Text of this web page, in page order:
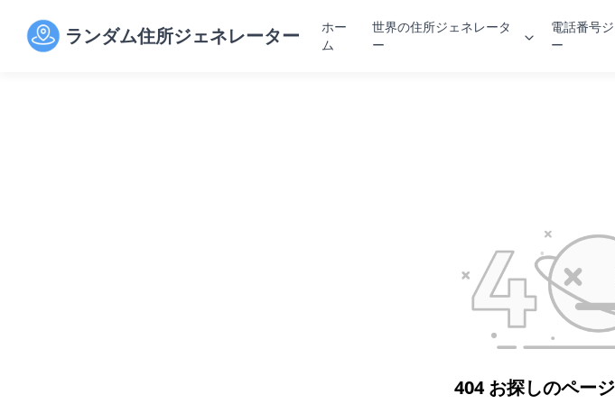
ランダム住所ジェネレーター
ホー
ム
世界の住所ジェネレータ
ー
電話番号
ー
404 お探しのペー